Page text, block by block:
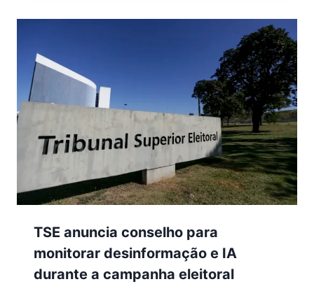
TSE anuncia conselho para
monitorar desinformação e IA
durante a campanha eleitoral